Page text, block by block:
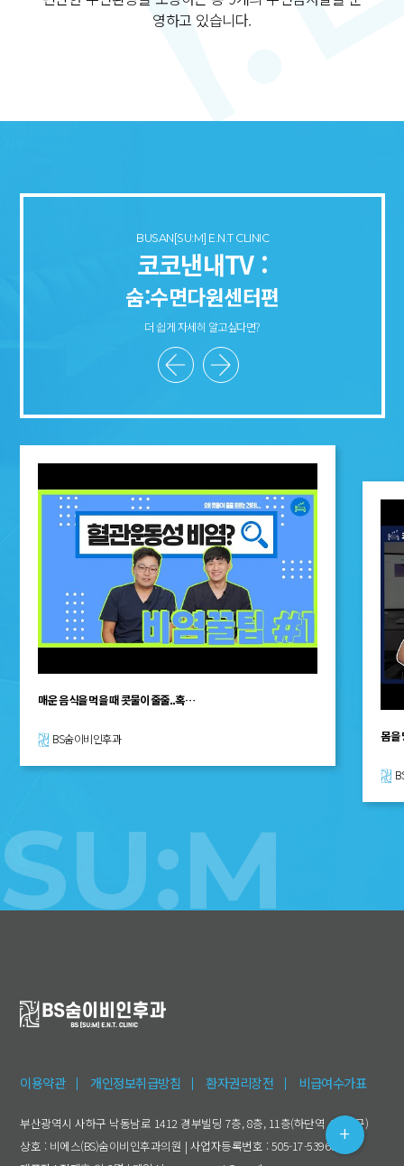
영하고 있습니다.
SU:M
BUSAN[SU:M] E.N.T CLINIC
코코낸내TV :
숨:수면다원센터편
더 쉽게 자세히 알고싶다면?
매운 음식을 먹을 때 콧물이 줄줄..혹…
BS숨이비인후과 몸을
이용약관 개인정보취급방침 환자권리장전 비급여수가표
부산광역시 사하구 낙동남로 1412 경부빌딩 7층, 8층, 11층(하단역 4번출구)
상호 : 비에스(BS)숨이비인후과의원 | 사업자등록번호 : 505-17-53960